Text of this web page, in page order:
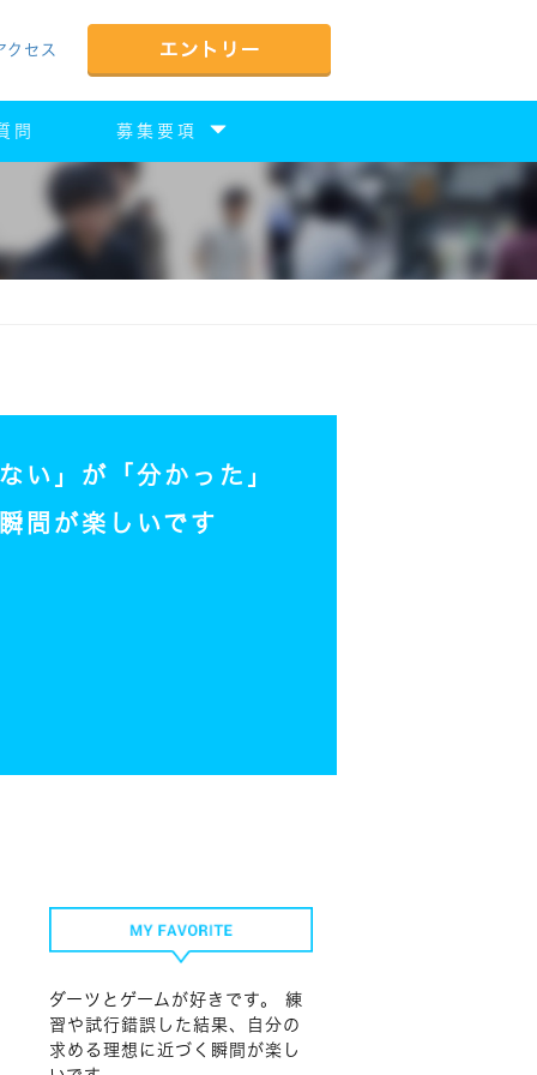
クセス
問 募集要項
い」が「分かった」
間が楽しいです
ダーツとゲームが好きです。 練
習や試行錯誤した結果、自分の
求める理想に近づく瞬間が楽し